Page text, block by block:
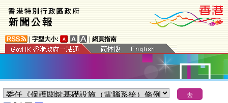
字型大小: 網頁指南